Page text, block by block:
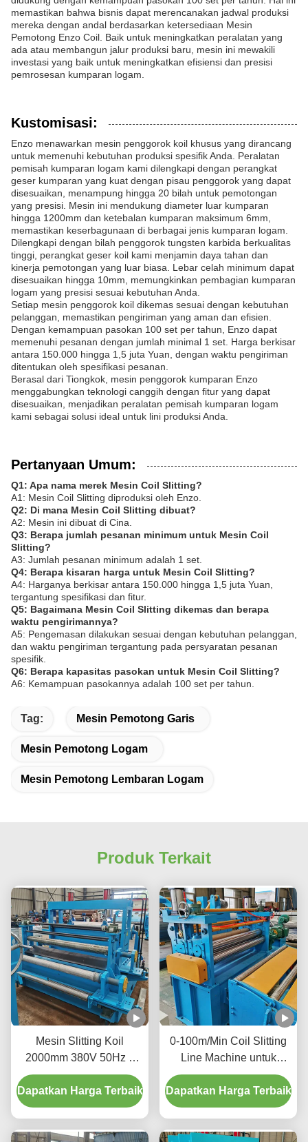
memastikan bahwa bisnis dapat merencanakan jadwal produksi
mereka dengan andal berdasarkan ketersediaan Mesin
Pemotong Enzo Coil. Baik untuk meningkatkan peralatan yang
ada atau membangun jalur produksi baru, mesin ini mewakili
investasi yang baik untuk meningkatkan efisiensi dan presisi
pemrosesan kumparan logam.
Kustomisasi:
Enzo menawarkan mesin penggorok koil khusus yang dirancang
untuk memenuhi kebutuhan produksi spesifik Anda. Peralatan
pemisah kumparan logam kami dilengkapi dengan perangkat
geser kumparan yang kuat dengan pisau penggorok yang dapat
disesuaikan, menampung hingga 20 bilah untuk pemotongan
yang presisi. Mesin ini mendukung diameter luar kumparan
hingga 1200mm dan ketebalan kumparan maksimum 6mm,
memastikan keserbagunaan di berbagai jenis kumparan logam.
Dilengkapi dengan bilah penggorok tungsten karbida berkualitas
tinggi, perangkat geser koil kami menjamin daya tahan dan
kinerja pemotongan yang luar biasa. Lebar celah minimum dapat
disesuaikan hingga 10mm, memungkinkan pembagian kumparan
logam yang presisi sesuai kebutuhan Anda.
Setiap mesin penggorok koil dikemas sesuai dengan kebutuhan
pelanggan, memastikan pengiriman yang aman dan efisien.
Dengan kemampuan pasokan 100 set per tahun, Enzo dapat
memenuhi pesanan dengan jumlah minimal 1 set. Harga berkisar
antara 150.000 hingga 1,5 juta Yuan, dengan waktu pengiriman
ditentukan oleh spesifikasi pesanan.
Berasal dari Tiongkok, mesin penggorok kumparan Enzo
menggabungkan teknologi canggih dengan fitur yang dapat
disesuaikan, menjadikan peralatan pemisah kumparan logam
kami sebagai solusi ideal untuk lini produksi Anda.
Pertanyaan Umum:
Q1: Apa nama merek Mesin Coil Slitting?
A1: Mesin Coil Slitting diproduksi oleh Enzo.
Q2: Di mana Mesin Coil Slitting dibuat?
A2: Mesin ini dibuat di Cina.
Q3: Berapa jumlah pesanan minimum untuk Mesin Coil
Slitting?
A3: Jumlah pesanan minimum adalah 1 set.
Q4: Berapa kisaran harga untuk Mesin Coil Slitting?
A4: Harganya berkisar antara 150.000 hingga 1,5 juta Yuan,
tergantung spesifikasi dan fitur.
Q5: Bagaimana Mesin Coil Slitting dikemas dan berapa
waktu pengirimannya?
A5: Pengemasan dilakukan sesuai dengan kebutuhan pelanggan,
dan waktu pengiriman tergantung pada persyaratan pesanan
spesifik.
Q6: Berapa kapasitas pasokan untuk Mesin Coil Slitting?
A6: Kemampuan pasokannya adalah 100 set per tahun.
Tag: Mesin Pemotong Garis
Mesin Pemotong Logam
Mesin Pemotong Lembaran Logam
Produk Terkait
Mesin Slitting Koil
2000mm 380V 50Hz 3
Fase Tingkatkan
Ketersediaan Material
Dapatkan Harga Terbaik
0-100m/Min Coil Slitting
Line Machine untuk
memotong coil logam
besar menjadi strip yang
lebih sempit
Dapatkan Harga Terbaik